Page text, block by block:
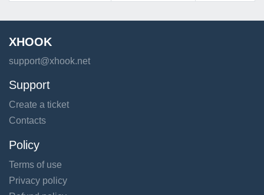
XHOOK
support@xhook.net
Support
Create a ticket
Contacts
Policy
Terms of use
Privacy policy